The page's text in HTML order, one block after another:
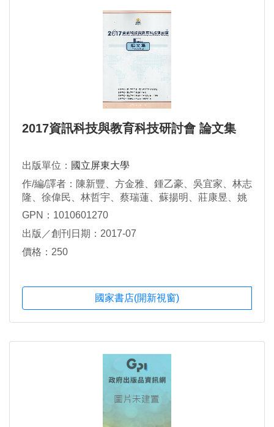
2017資訊科技與教育科技研討會 論文集
出版單位： 國立屏東大學
作/編/譯者：陳新豐、方金雅、鍾乙豪、吳宜家、林志
隆、徐偉民、林哲宇、蔡瑞蓮、蘇揚明、莊康昱、姚
村雄、廖坤鴻、湯維玲、蔡進聰、洪瑞陽、翁麒耀、
緯、王朱福、黃禹崇、沈彥宇、林宜廷、施釗德、劉
浩銘、王振倫、龔又霆、黃俊涵、王隆仁、羅家倫、
音卉、黃哲偉、饒城芳、韓欽銓、白筠睿、賴又瑋、
鄧進宏、黃樹乾、楊秉豐、王敏勇、陳冠蓁、劉進
GPN：1010601270
出版／創刊日期：2017-07
價格：250
國家書店(開新視窗)